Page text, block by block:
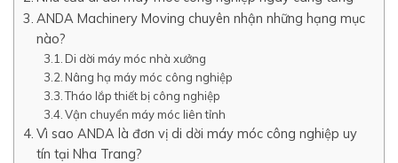
ANDA Machinery Moving chuyên nhận những hạng mục
nào?
Di dời máy móc nhà xưởng
Nâng hạ máy móc công nghiệp
Tháo lắp thiết bị công nghiệp
Vận chuyển máy móc liên tỉnh
Vì sao ANDA là đơn vị di dời máy móc công nghiệp uy
tín tại Nha Trang?